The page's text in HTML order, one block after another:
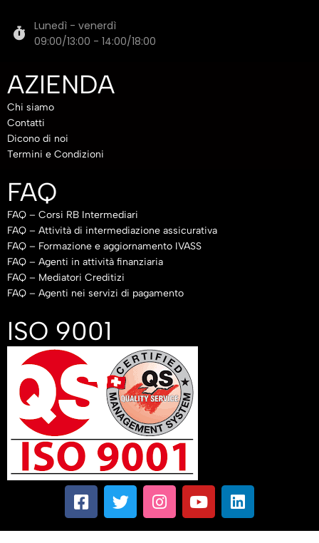
Lunedì - venerdì
09:00/13:00 - 14:00/18:00
AZIENDA
Chi siamo
Contatti
Dicono di noi
Termini e Condizioni
FAQ
FAQ – Corsi RB Intermediari
FAQ – Attività di intermediazione assicurativa
FAQ – Formazione e aggiornamento IVASS
FAQ – Agenti in attività finanziaria
FAQ – Mediatori Creditizi
FAQ – Agenti nei servizi di pagamento
ISO 9001